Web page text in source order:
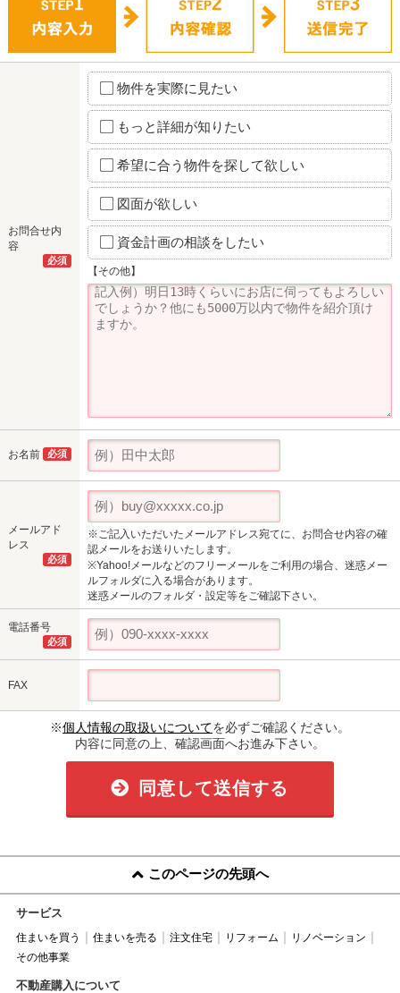
お問合せ内
容
必須
物件を実際に見たい
もっと詳細が知りたい
希望に合う物件を探して欲しい
図面が欲しい
資金計画の相談をしたい
【その他】
お名前 必須
メールアド
レス
必須
※ご記入いただいたメールアドレス宛てに、お問合せ内容の確
認メールをお送りいたします。
※Yahoo!メールなどのフリーメールをご利用の場合、迷惑メー
ルフォルダに入る場合があります。
迷惑メールのフォルダ・設定等をご確認下さい。
電話番号
必須
FAX
※個人情報の取扱いについてを必ずご確認ください。
内容に同意の上、確認画面へお進み下さい。
同意して送信する
このページの先頭へ
サービス
住まいを買う 住まいを売る 注文住宅 リフォーム
リノベーション
その他事業
不動産購入について